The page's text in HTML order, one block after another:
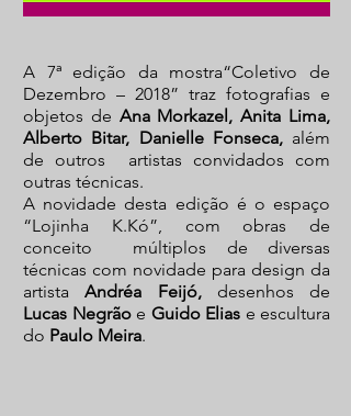
A 7ª edição da mostra“Coletivo de
Dezembro – 2018” traz fotografias e
objetos de Ana Morkazel, Anita Lima,
Alberto Bitar, Danielle Fonseca, além
de outros
artistas convidados com
outras técnicas.
A novidade desta edição é o espaço
“Lojinha K.Kó”, com obras de
conceito múltiplos de diversas
técnicas com novidade para design da
artistaAndréa Feijó,desenhos de
Lucas Negrão e Guido Elias e escultura
do Paulo Meira.